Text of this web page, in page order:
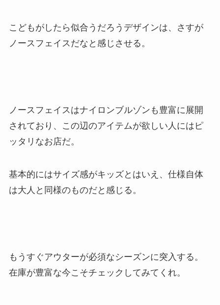
こどもがしたら似合うだろうデザインは、さすが
ノースフェイスだなと感じさせる。
ノースフェイスはナイロンブルゾンも豊富に展開
されており、この辺のアイテムが欲しい人にはピ
ッタリなお店だ。
基本的にはサイズ感がキッズとはいえ、仕様自体
は大人と同様のものだと感じる。
もうすぐアウターが必須なシーズンに突入する。
在庫が豊富な今こそチェックしてみてくれ。